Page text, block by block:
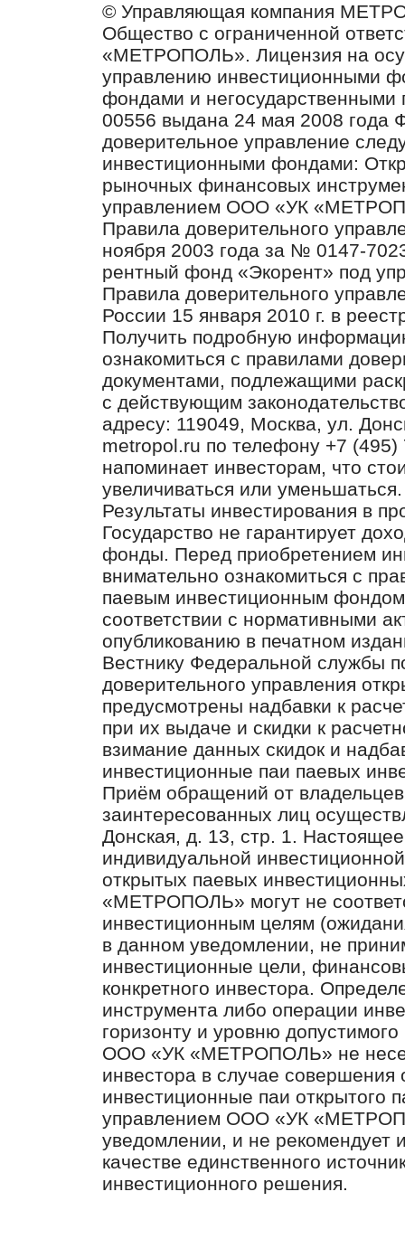
© Управляющая компания
Общество с ограниченной
«МЕТРОПОЛЬ». Лицензия на
управлению инвестиционными
фондами и
00556 выдана 24 мая 2008 года
доверительное управление
инвестиционными фондами:
рыночных финансовых
управлением ООО «УК
Правила доверительного
ноября 2003 года за № 0147-
рентный фонд «Экорент» под
Правила доверительного
России 15 января 2010 г. в
Получить подробную
ознакомиться с правилами
документами, подлежащими
с действующим
адресу: 119049, Москва, ул.
metropol.ru по телефону +7
напоминает инвесторам, что
увеличиваться или уменьшаться.
Результаты инвестирования в
Государство не гарантирует
фонды. Перед приобретением
внимательно ознакомиться с
паевым инвестиционным
соответствии с нормативными
опубликованию в печатном
Вестнику Федеральной службы
доверительного управления
предусмотрены надбавки к
при их выдаче и скидки к
взимание данных скидок и
инвестиционные паи паевых
Приём обращений от
заинтересованных лиц
Донская, д. 13, стр. 1.
индивидуальной
открытых паевых
«МЕТРОПОЛЬ» могут не
инвестиционным целям
в данном уведомлении, не
инвестиционные цели,
конкретного инвестора.
инструмента либо операции
горизонту и уровню
ООО «УК «МЕТРОПОЛЬ» не несет
инвестора в случае
инвестиционные паи открытого
управлением ООО «УК
уведомлении, и не рекомендует
качестве единственного
инвестиционного решения.